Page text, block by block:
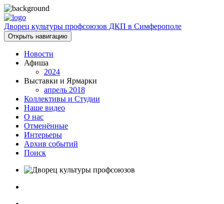
Дворец культуры профсоюзов ДКП в Симферополе
Открыть навигацию
Новости
Афиша
2024
Выставки и Ярмарки
апрель 2018
Коллективы и Студии
Наше видео
О нас
Отменённые
Интерьеры
Архив событий
Поиск